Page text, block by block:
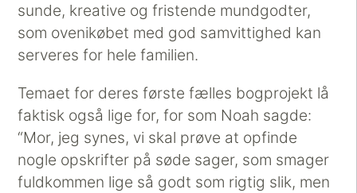
sunde, kreative og fristende mundgodter,
som ovenikøbet med god samvittighed kan
serveres for hele familien.
Temaet for deres første fælles bogprojekt lå
faktisk også lige for, for som Noah sagde:
“Mor, jeg synes, vi skal prøve at opfinde
nogle opskrifter på søde sager, som smager
fuldkommen lige så godt som rigtig slik, men